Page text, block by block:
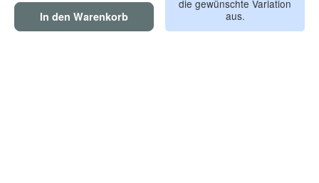
In den Warenkorb
die gewünschte Variation
aus.